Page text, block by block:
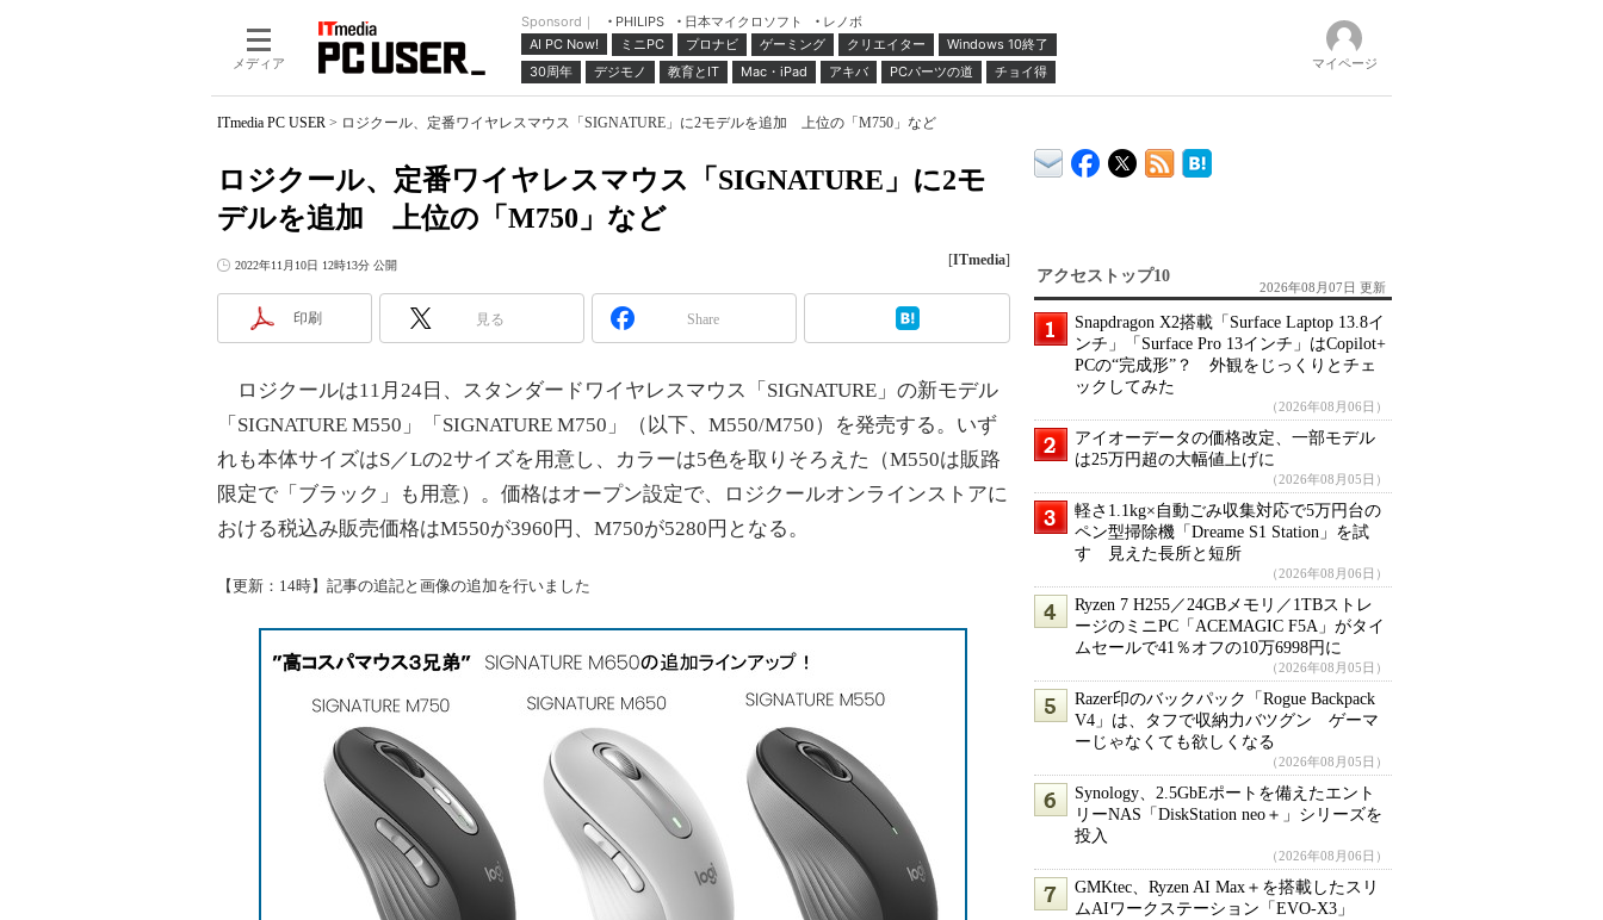
メディア
Sponsord｜ PHILIPS 日本マイクロソフト
レノボ
AI PC Now!
ミニPC プロナビ ゲーミング クリエイター
Windows 10終了
30周年
デジモノ 教育とIT Mac・iPad アキバ PCパーツの道 チョイ得 マイページ
ITmedia PC USER > ロジクール、定番ワイヤレスマウス「SIGNATURE」に2モデルを追加 上位の「M750」など
ロジクール、定番ワイヤレスマウス「SIGNATURE」に2モ
デルを追加 上位の「M750」など
2022年11月10日 12時13分 公開 [ITmedia]
印刷 見る Share
ロジクールは11月24日、スタンダードワイヤレスマウス「SIGNATURE」の新モデル
「SIGNATURE M550」「SIGNATURE M750」（以下、M550/M750）を発売する。いず
れも本体サイズはS／Lの2サイズを用意し、カラーは5色を取りそろえた（M550は販路
限定で「ブラック」も用意）。価格はオープン設定で、ロジクールオンラインストアに
おける税込み販売価格はM550が3960円、M750が5280円となる。
【更新：14時】記事の追記と画像の追加を行いました
アクセストップ10
2026年08月07日 更新
Snapdragon X2搭載「Surface Laptop 13.8イ
ンチ」「Surface Pro 13インチ」はCopilot+
PCの“完成形”？ 外観をじっくりとチェ
ックしてみた
（2026年08月06日）
アイオーデータの価格改定、一部モデル
は25万円超の大幅値上げに
（2026年08月05日）
軽さ1.1kg×自動ごみ収集対応で5万円台の
ペン型掃除機「Dreame S1 Station」を試
す 見えた長所と短所
（2026年08月06日）
Ryzen 7 H255／24GBメモリ／1TBストレ
ージのミニPC「ACEMAGIC F5A」がタイ
ムセールで41％オフの10万6998円に
（2026年08月05日）
Razer印のバックパック「Rogue Backpack
V4」は、タフで収納力バツグン ゲーマ
ーじゃなくても欲しくなる
（2026年08月05日）
Synology、2.5GbEポートを備えたエント
リーNAS「DiskStation neo＋」シリーズを
投入
（2026年08月06日）
GMKtec、Ryzen AI Max＋を搭載したスリ
ムAIワークステーション「EVO-X3」